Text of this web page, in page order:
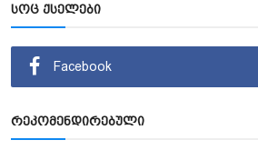
სოც ქსელები
Facebook
რეკომენდირებული